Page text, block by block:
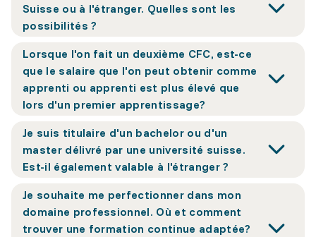
Suisse ou à l'étranger. Quelles sont les
possibilités ?
Lorsque l'on fait un deuxième CFC, est-ce
que le salaire que l'on peut obtenir comme
apprenti ou apprenti est plus élevé que
lors d'un premier apprentissage?
Je suis titulaire d'un bachelor ou d'un
master délivré par une université suisse.
Est-il également valable à l'étranger ?
Je souhaite me perfectionner dans mon
domaine professionnel. Où et comment
trouver une formation continue adaptée?